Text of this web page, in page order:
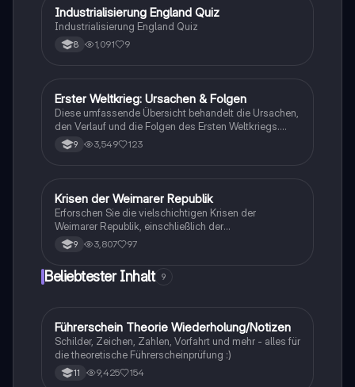
IGeschichte
Industrialisierung England Quiz
Industrialisierung England Quiz
8 1,091 9
Geschichte
Erster Weltkrieg: Ursachen & Folgen
Diese umfassende Übersicht behandelt die Ursachen,
den Verlauf und die Folgen des Ersten Weltkriegs.
Erfahren Sie mehr über die Julikrise 1914, die
Kriegsziele der Großmächte, den Schlieffen-Plan, den
Politikwissenschaft.
9 3,549 123
Geschichte
Krisen der Weimarer Republik
Erforschen Sie die vielschichtigen Krisen der
Weimarer Republik, einschließlich der
Novemberrevolution, des Versailler Vertrags, der
Inflation und der Weltwirtschaftskrise. Diese
die politischen und wirtschaftlichen
Studierende, die sich mit der Geschichte und den
Ursachen der Weimarer Republik auseinandersetzen
möchten.
9 3,807 97
Beliebtester Inhalt 9
Lerntipps
Führerschein Theorie Wiederholung/Notizen
Schilder, Zeichen, Zahlen, Vorfahrt und mehr - alles für
die theoretische Führerscheinprüfung :)
11 9,425 154